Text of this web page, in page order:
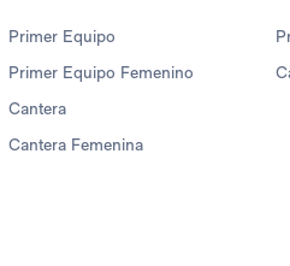
Primer Equipo
Primer Equipo Femenino
Cantera
Cantera Femenina